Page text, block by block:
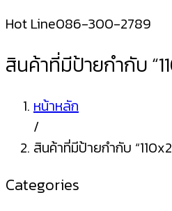
Hot Line086-300-2789
สินค้าที่มีป้ายกำกับ
หน้าหลัก
/
สินค้าที่มีป้ายกำกับ
Categories